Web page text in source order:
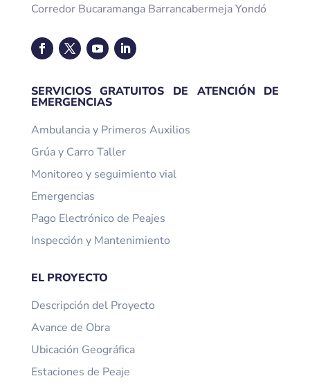
Corredor Bucaramanga Barrancabermeja Yondó
SERVICIOS GRATUITOS DE ATENCIÓN DE
EMERGENCIAS
Ambulancia y Primeros Auxilios
Grúa y Carro Taller
Monitoreo y seguimiento vial
Emergencias
Pago Electrónico de Peajes
Inspección y Mantenimiento
EL PROYECTO
Descripción del Proyecto
Avance de Obra
Ubicación Geográfica
Estaciones de Peaje